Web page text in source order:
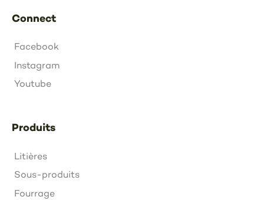
Connect
Facebook
Instagram
Youtube
Produits
Litières
Sous-produits
Fourrage